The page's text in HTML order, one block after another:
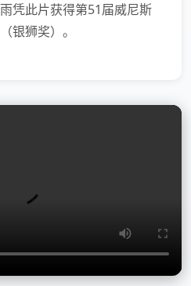
凭此片获得第51届威尼斯
银狮奖）。